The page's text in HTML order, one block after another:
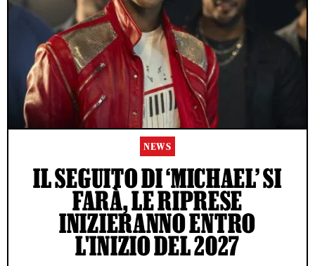
NEWS
IL SEGUITO DI ‘MICHAEL’ SI
FARÀ, LE RIPRESE
INIZIERANNO ENTRO
L'INIZIO DEL 2027